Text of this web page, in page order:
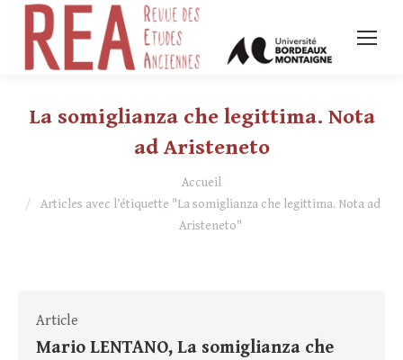
La somiglianza che legittima. Nota
ad Aristeneto
Accueil
Articles avec l’étiquette "La somiglianza che legittima. Nota ad
Aristeneto"
Article
Mario LENTANO, La somiglianza che